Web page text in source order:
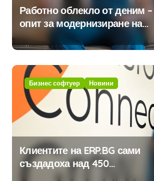
Работно облекло от деним –
опит за модернизиране на
традицията
Бизнес софтуер Новини
Клиентите на ERP.BG сами
създадоха над 450
приложения за ERP системата